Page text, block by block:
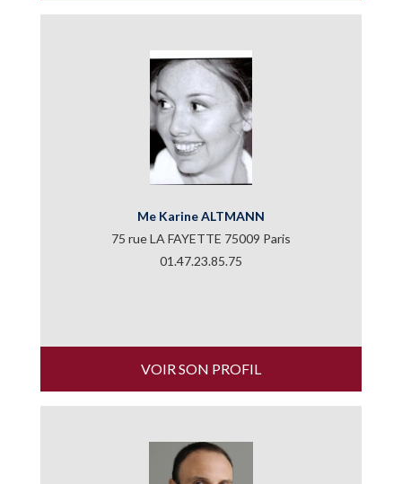
Me Karine ALTMANN
75 rue LA FAYETTE 75009 Paris
01.47.23.85.75
VOIR SON PROFIL